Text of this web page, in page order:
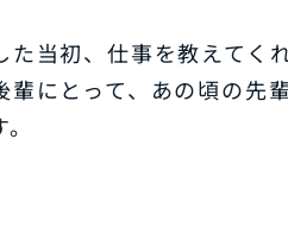
た当初、仕事を教えてく
輩にとって、あの頃の先